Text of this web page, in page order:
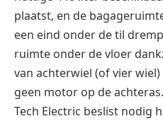
plaatst, en de
een eind onder de til
ruimte onder de vloer
van achterwiel (of vier
geen motor op de
Tech Electric beslist nodig